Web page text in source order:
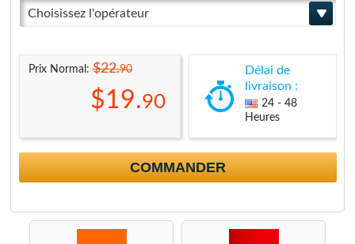
Choisissez l'opérateur
Prix Normal:$22.90
$19.90
Délai de
livraison :
24 - 48
Heures
COMMANDER